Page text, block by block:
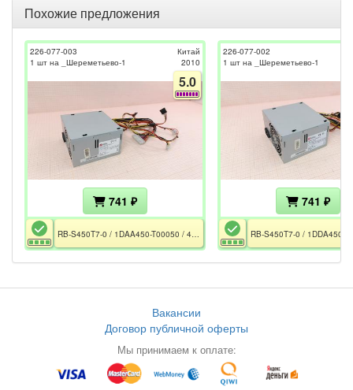
Похожие предложения
226-077-003
1 шт на _Шереметьево-1
Китай
2010
5.0
741 ₽
RB-S450T7-0 / 1DAA450-T00050 / 450W / ATX12V v2.2 / Fan 80 / 2xRail 12V / FAN 80mm / GPU 6pin / CPU EPS 12V 4 pin
226-077-002
1 шт на _Шереметьево-1
741 ₽
Вакансии
Договор публичной оферты
Мы принимаем к оплате: